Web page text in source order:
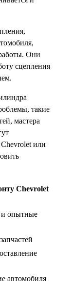
Они
сцепления
такие
мастера
или
Chevrolet
и опытные
автомобиля